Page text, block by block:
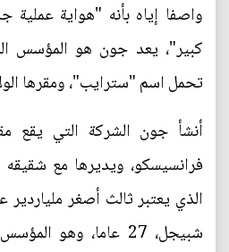
واصفا إياه بأنه "هواية عملية
كبير"، يعد جون هو المؤسس
تحمل اسم "سترايب"، ومقرها
أنشأ جون الشركة التي يقع
الذي يعتبر ثالث أصغر
شبيجل، 27 عاما، وهو